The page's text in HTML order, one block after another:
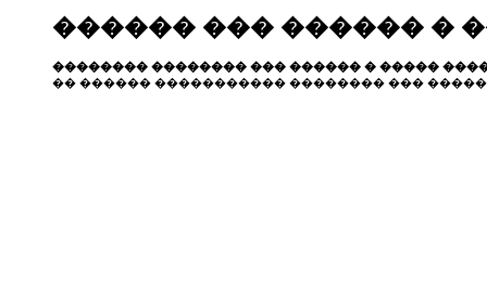
������ ��� ������ �
�������� �������� ��� ������ � �����
�� ������ ����������� �������� ���